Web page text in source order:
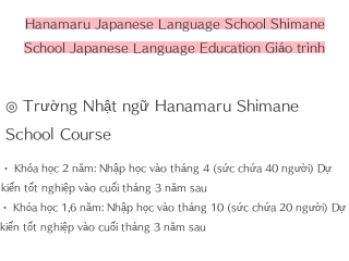
Hanamaru Japanese Language School Shimane
School Japanese Language Education Giáo trình
◎ Trường Nhật ngữ Hanamaru Shimane
School Course
・ Khóa học 2 năm: Nhập học vào tháng 4 (sức chứa 40 người) Dự
kiến tốt nghiệp vào cuối tháng 3 năm sau
・ Khóa học 1,6 năm: Nhập học vào tháng 10 (sức chứa 20 người) Dự
kiến tốt nghiệp vào cuối tháng 3 năm sau